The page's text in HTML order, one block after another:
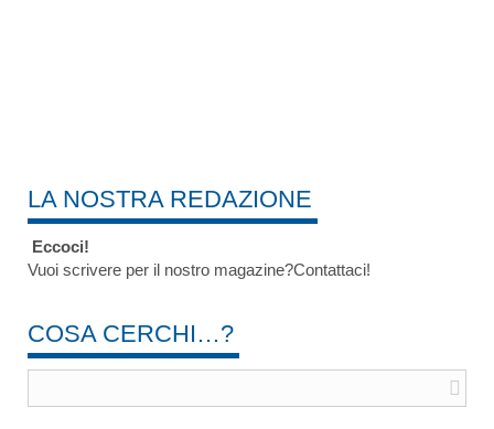
LA NOSTRA REDAZIONE
Eccoci!
Vuoi scrivere per il nostro magazine?Contattaci!
COSA CERCHI…?